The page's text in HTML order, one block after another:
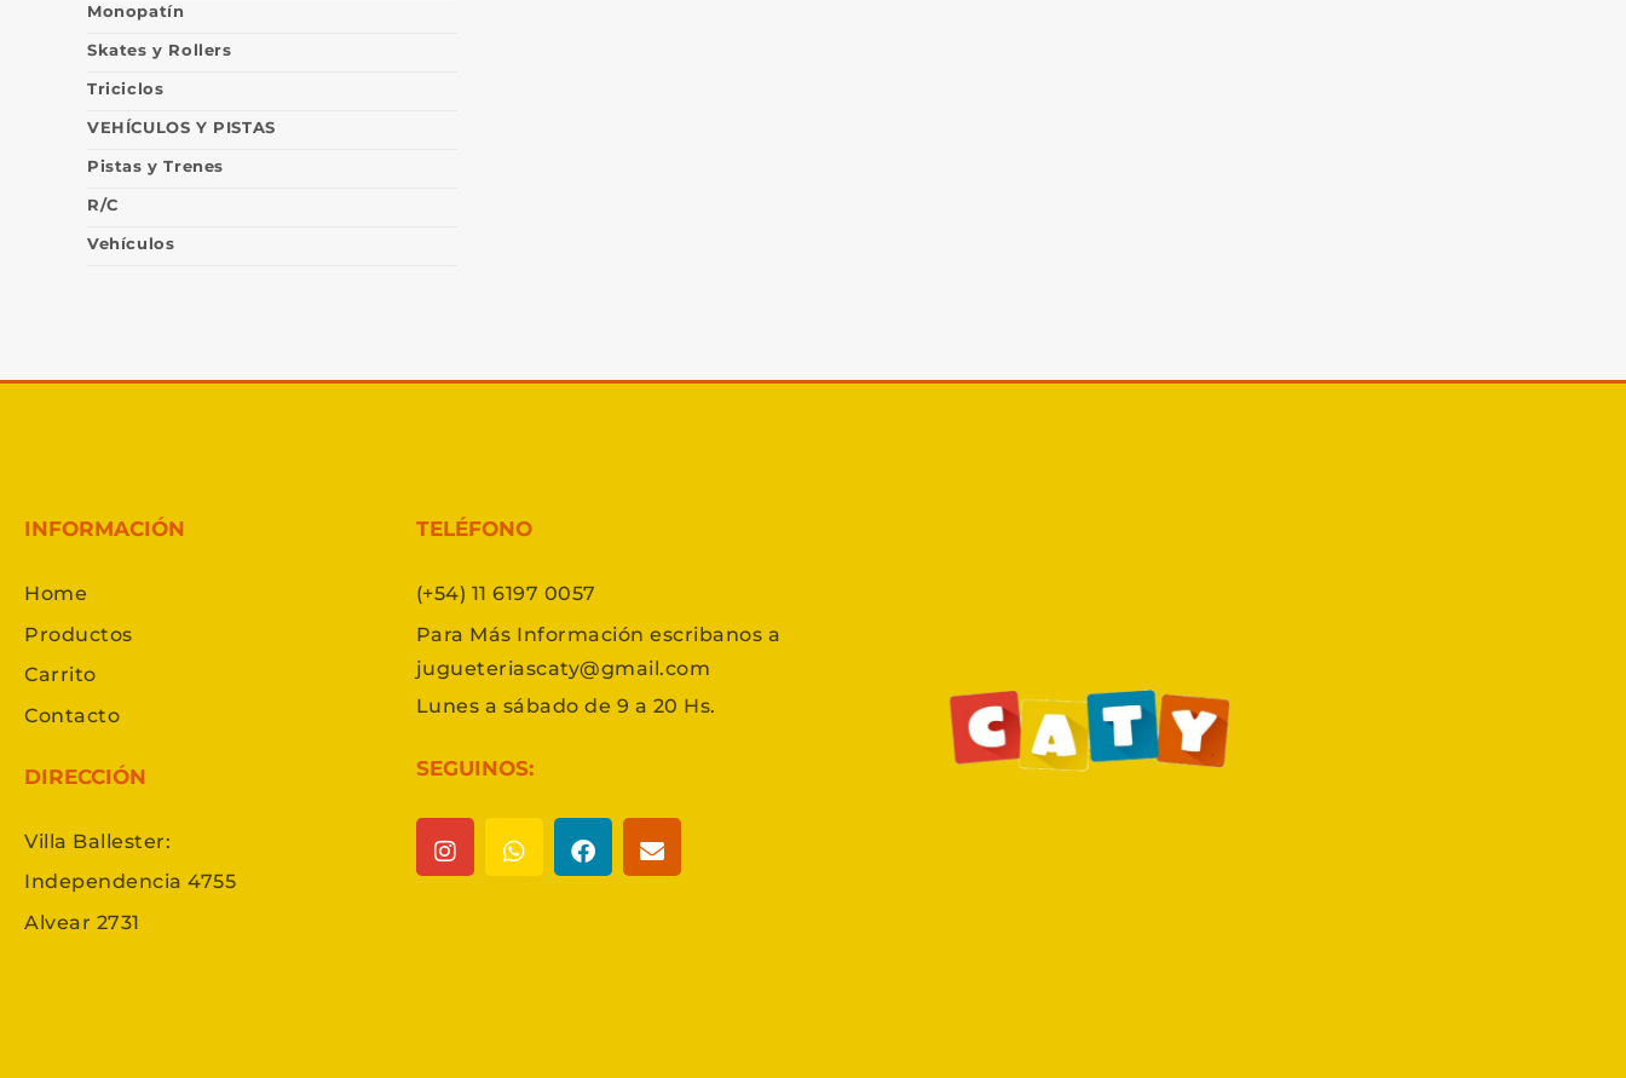
Monopatín
Skates y Rollers
Triciclos
VEHÍCULOS Y PISTAS
Pistas y Trenes
R/C
Vehículos
INFORMACIÓN
Home
Productos
Carrito
Contacto
DIRECCIÓN
Villa Ballester:
Independencia 4755
Alvear 2731
TELÉFONO
(+54) 11 6197 0057
Para Más Información escribanos a
jugueteriascaty@gmail.com
Lunes a sábado de 9 a 20 Hs.
SEGUINOS: